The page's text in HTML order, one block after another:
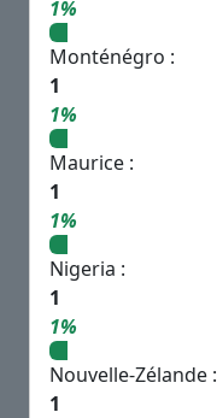
1%
Monténégro :
1
1%
Maurice :
1
1%
Nigeria :
1
1%
Nouvelle-Zélande :
1